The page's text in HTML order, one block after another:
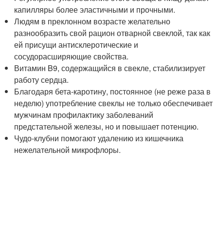
капилляры более эластичными и прочными.
Людям в преклонном возрасте желательно
разнообразить свой рацион отварной свеклой, так как
ей присущи антисклеротические и
сосудорасширяющие свойства.
Витамин B9, содержащийся в свекле, стабилизирует
работу сердца.
Благодаря бета-каротину, постоянное (не реже раза в
неделю) употребление свеклы не только обеспечивает
мужчинам профилактику заболеваний
предстательной железы, но и повышает потенцию.
Чудо-клубни помогают удалению из кишечника
нежелательной микрофлоры.